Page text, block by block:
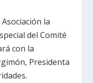
la
del Comité
con la
Presidenta